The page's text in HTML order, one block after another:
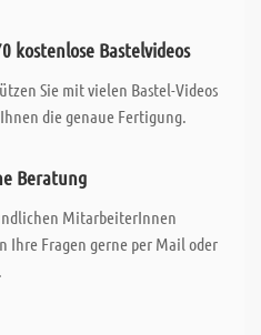
kostenlose Bastelvideos
Sie mit vielen Bastel-Videos
die genaue Fertigung.
Beratung
MitarbeiterInnen
Ihre Fragen gerne per Mail oder